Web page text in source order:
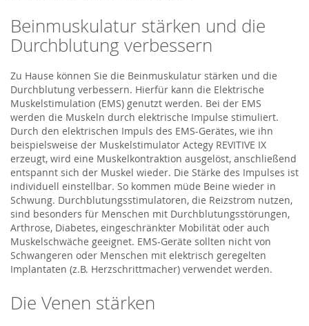
Beinmuskulatur stärken und die
Durchblutung verbessern
Zu Hause können Sie die Beinmuskulatur stärken und die
Durchblutung verbessern. Hierfür kann die Elektrische
Muskelstimulation (EMS) genutzt werden. Bei der EMS
werden die Muskeln durch elektrische Impulse stimuliert.
Durch den elektrischen Impuls des EMS-Gerätes, wie ihn
beispielsweise der Muskelstimulator Actegy REVITIVE IX
erzeugt, wird eine Muskelkontraktion ausgelöst, anschließend
entspannt sich der Muskel wieder. Die Stärke des Impulses ist
individuell einstellbar. So kommen müde Beine wieder in
Schwung. Durchblutungsstimulatoren, die Reizstrom nutzen,
sind besonders für Menschen mit Durchblutungsstörungen,
Arthrose, Diabetes, eingeschränkter Mobilität oder auch
Muskelschwäche geeignet. EMS-Geräte sollten nicht von
Schwangeren oder Menschen mit elektrisch geregelten
Implantaten (z.B. Herzschrittmacher) verwendet werden.
Die Venen stärken